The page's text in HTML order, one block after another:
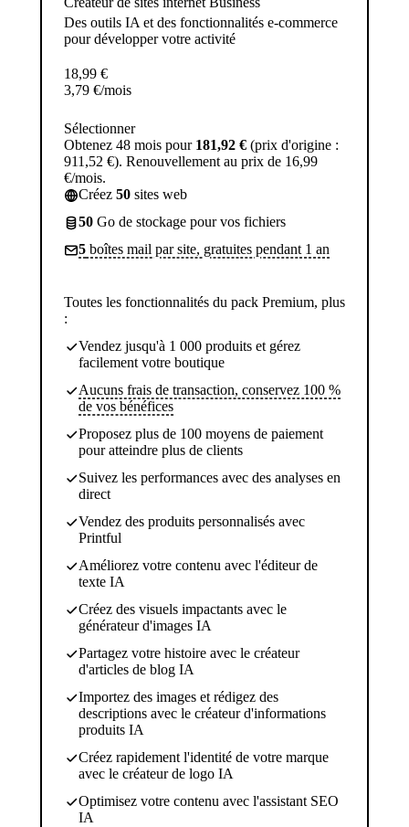
Des outils IA et des fonctionnalités e-commerce
pour développer votre activité
18,99 €
3,79 €/mois
Sélectionner
Obtenez 48 mois pour 181,92 € (prix d'origine :
911,52 €). Renouvellement au prix de 16,99
€/mois.
Créez 50 sites web
50 Go de stockage pour vos fichiers
5 boîtes mail par site, gratuites pendant 1 an
Toutes les fonctionnalités du pack Premium, plus
:
Vendez jusqu'à 1 000 produits et gérez
facilement votre boutique
Aucuns frais de transaction, conservez 100 %
de vos bénéfices
Proposez plus de 100 moyens de paiement
pour atteindre plus de clients
Suivez les performances avec des analyses en
direct
Vendez des produits personnalisés avec
Printful
Améliorez votre contenu avec l'éditeur de
texte IA
Créez des visuels impactants avec le
générateur d'images IA
Partagez votre histoire avec le créateur
d'articles de blog IA
Importez des images et rédigez des
descriptions avec le créateur d'informations
produits IA
Créez rapidement l'identité de votre marque
avec le créateur de logo IA
Optimisez votre contenu avec l'assistant SEO
IA